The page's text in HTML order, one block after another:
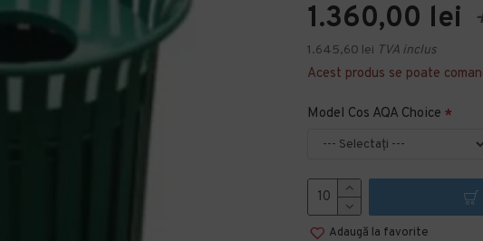
1.360,00 lei
1.645,60 lei TVA inclus
Acest produs se poate
Model Cos AQA Choice
Adaugă la favorite